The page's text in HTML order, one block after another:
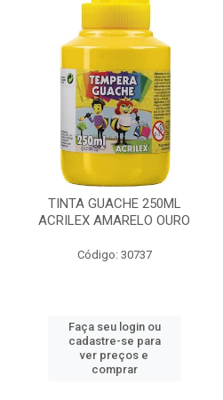
TINTA GUACHE 250ML
ACRILEX AMARELO OURO
Código: 30737
Faça seu login ou
cadastre-se para
ver preços e
comprar